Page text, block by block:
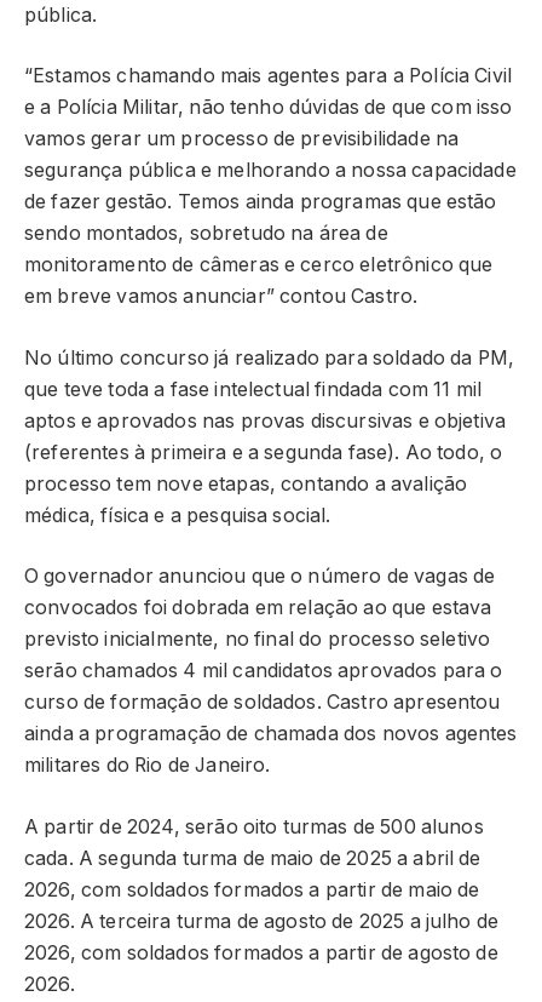
pública.
“Estamos chamando mais agentes para a Polícia Civil
e a Polícia Militar, não tenho dúvidas de que com isso
vamos gerar um processo de previsibilidade na
segurança pública e melhorando a nossa capacidade
de fazer gestão. Temos ainda programas que estão
sendo montados, sobretudo na área de
monitoramento de câmeras e cerco eletrônico que
em breve vamos anunciar” contou Castro.
No último concurso já realizado para soldado da PM,
que teve toda a fase intelectual findada com 11 mil
aptos e aprovados nas provas discursivas e objetiva
(referentes à primeira e a segunda fase). Ao todo, o
processo tem nove etapas, contando a avalição
médica, física e a pesquisa social.
O governador anunciou que o número de vagas de
convocados foi dobrada em relação ao que estava
previsto inicialmente, no final do processo seletivo
serão chamados 4 mil candidatos aprovados para o
curso de formação de soldados. Castro apresentou
ainda a programação de chamada dos novos agentes
militares do Rio de Janeiro.
A partir de 2024, serão oito turmas de 500 alunos
cada. A segunda turma de maio de 2025 a abril de
2026, com soldados formados a partir de maio de
2026. A terceira turma de agosto de 2025 a julho de
2026, com soldados formados a partir de agosto de
2026.